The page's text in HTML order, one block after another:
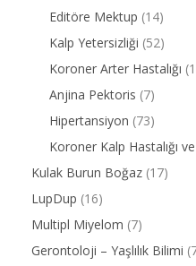
Editöre Mektup (14)
Kalp Yetersizliği (52)
Koroner Arter Hastalığı
Anjina Pektoris (7)
Hipertansiyon (73)
Koroner Kalp Hastalığı
Kulak Burun Boğaz (17)
LupDup (16)
Multipl Miyelom (7)
Gerontoloji – Yaşlılık Bilimi